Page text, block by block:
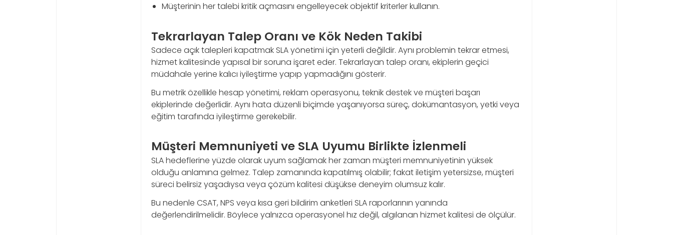
Müşterinin her talebi kritik açmasını engelleyecek objektif kriterler kullanın.
Tekrarlayan Talep Oranı ve Kök Neden Takibi
Sadece açık talepleri kapatmak SLA yönetimi için yeterli değildir. Aynı problemin tekrar etmesi,
hizmet kalitesinde yapısal bir soruna işaret eder. Tekrarlayan talep oranı, ekiplerin geçici
müdahale yerine kalıcı iyileştirme yapıp yapmadığını gösterir.
Bu metrik özellikle hesap yönetimi, reklam operasyonu, teknik destek ve müşteri başarı
ekiplerinde değerlidir. Aynı hata düzenli biçimde yaşanıyorsa süreç, dokümantasyon, yetki veya
eğitim tarafında iyileştirme gerekebilir.
Müşteri Memnuniyeti ve SLA Uyumu Birlikte İzlenmeli
SLA hedeflerine yüzde olarak uyum sağlamak her zaman müşteri memnuniyetinin yüksek
olduğu anlamına gelmez. Talep zamanında kapatılmış olabilir; fakat iletişim yetersizse, müşteri
süreci belirsiz yaşadıysa veya çözüm kalitesi düşükse deneyim olumsuz kalır.
Bu nedenle CSAT, NPS veya kısa geri bildirim anketleri SLA raporlarının yanında
değerlendirilmelidir. Böylece yalnızca operasyonel hız değil, algılanan hizmet kalitesi de ölçülür.